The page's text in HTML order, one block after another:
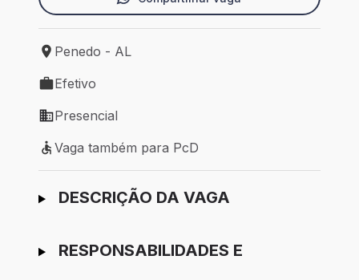
Local de trabalho: Penedo - AL
Penedo - AL
Tipo de vaga: Efetivo
Efetivo
Modelo de trabalho: Presencial
Presencial
Vaga também para PcD
Vaga também para PcD
Ir para candidatura
DESCRIÇÃO DA VAGA
RESPONSABILIDADES E